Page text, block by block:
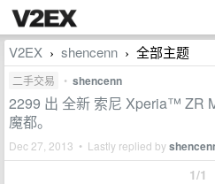
V2EX › shencenn › 全部主题
二手交易 • shencenn
2299 出 全新 索尼 Xperia™ ZR
魔都。
Dec 27, 2013 • Lastly replied by
1/1